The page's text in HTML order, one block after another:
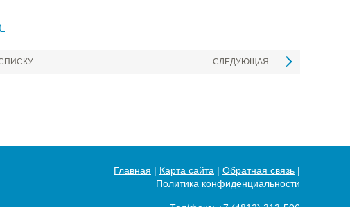
СЛЕДУЮЩАЯ
Главная | Карта сайта | Обратная связь |
Политика конфиденциальности